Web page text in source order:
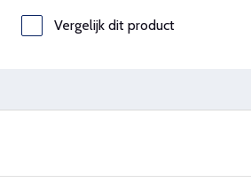
Vergelijk dit product